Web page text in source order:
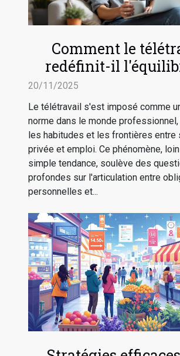
Comment le
redéfinit-il
professionnelle-vie
20/11/2025
Le télétravail s'est imposé comme
norme dans le monde
les habitudes et les frontières entre
privée et emploi. Ce phénomène,
simple tendance, soulève des
profondes sur l'articulation entre
personnelles et...